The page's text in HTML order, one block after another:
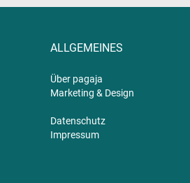
ALLGEMEINES
Über pagaja
Marketing & Design
Datenschutz
Impressum